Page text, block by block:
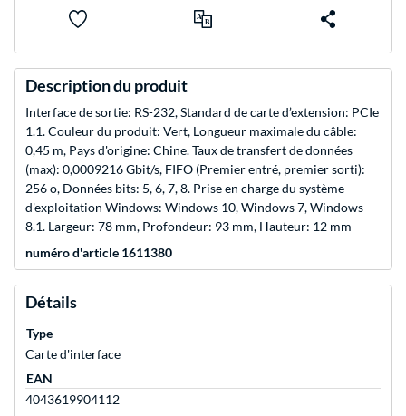
Description du produit
Interface de sortie: RS-232, Standard de carte d’extension: PCIe
1.1. Couleur du produit: Vert, Longueur maximale du câble:
0,45 m, Pays d'origine: Chine. Taux de transfert de données
(max): 0,0009216 Gbit/s, FIFO (Premier entré, premier sorti):
256 o, Données bits: 5, 6, 7, 8. Prise en charge du système
d'exploitation Windows: Windows 10, Windows 7, Windows
8.1. Largeur: 78 mm, Profondeur: 93 mm, Hauteur: 12 mm
numéro d'article 1611380
Détails
Type
Carte d'interface
EAN
4043619904112